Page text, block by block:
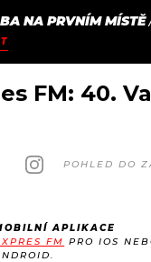
NA PRVNÍM MÍSTĚ
FM: 40.
POHLED DO
APLIKACE
FM PRO IOS